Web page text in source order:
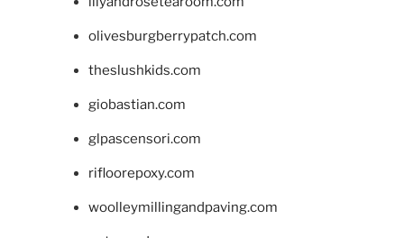
olivesburgberrypatch.com
theslushkids.com
giobastian.com
glpascensori.com
rifloorepoxy.com
woolleymillingandpaving.com